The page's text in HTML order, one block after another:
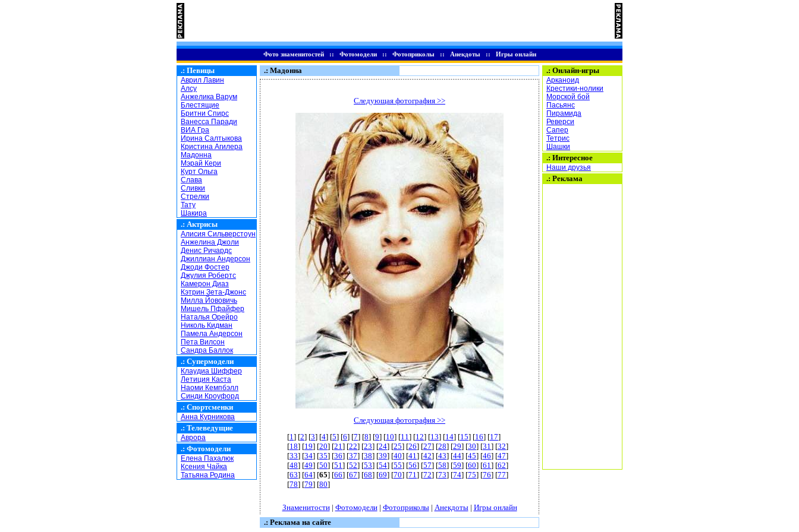
Фото знаменитостей:: Фотомодели:: Фотоприколы:: Анекдоты:: Игры онлайн
.: Певицы
Аврил Лавин
Алсу
Анжелика Варум
Блестящие
Бритни Спирс
Ванесса Паради
ВИА Гра
Ирина Салтыкова
Кристина Агилера
Мадонна
Мэрай Кери
Курт Ольга
Слава
Сливки
Стрелки
Тату
Шакира
.: Актрисы
Алисия Сильверстоун
Анжелина Джоли
Денис Ричардс
Джиллиан Андерсон
Джоди Фостер
Джулия Робертс
Камерон Диаз
Кэтрин Зета-Джонс
Милла Йововичь
Мишель Пфайфер
Наталья Орейро
Николь Кидман
Памела Андерсон
Пета Вилсон
Сандра Баллок
.: Супермодели
Клаудиа Шиффер
Летиция Каста
Наоми Кемпбэлл
Синди Кроуфорд
.: Спортсменки
Анна Курникова
.: Телеведущие
Аврора
.: Фотомодели
Елена Пахалюк
Ксения Чайка
Татьяна Родина
.: Мадонна
Следующая фотография >>
Следующая фотография >>
[1] [2] [3] [4] [5] [6] [7] [8] [9] [10] [11] [12] [13] [14] [15] [16] [17]
[18] [19] [20] [21] [22] [23] [24] [25] [26] [27] [28] [29] [30] [31] [32]
[33] [34] [35] [36] [37] [38] [39] [40] [41] [42] [43] [44] [45] [46] [47]
[48] [49] [50] [51] [52] [53] [54] [55] [56] [57] [58] [59] [60] [61] [62]
[63] [64] [65] [66] [67] [68] [69] [70] [71] [72] [73] [74] [75] [76] [77]
[78] [79] [80]
Знаменитости| Фотомодели| Фотоприколы| Анекдоты| Игры онлайн
.: Реклама на сайте
.: Онлайн-игры
Арканоид
Крестики-нолики
Морской бой
Пасьянс
Пирамида
Реверси
Сапер
Тетрис
Шашки
.: Интересное
Наши друзья
.: Реклама